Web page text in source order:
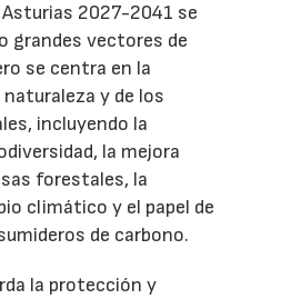
Asturias 2027-2041 se
grandes vectores de
se centra en la
y de los
incluyendo la
la mejora
forestales, la
climático y el papel de
de carbono.
la protección y